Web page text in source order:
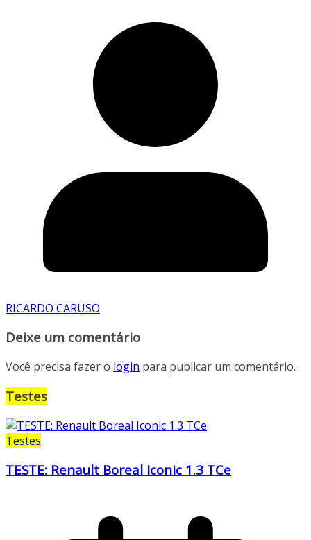
RICARDO CARUSO
Deixe um comentário
Você precisa fazer o login para publicar um comentário.
Testes
Testes
TESTE: Renault Boreal Iconic 1.3 TCe